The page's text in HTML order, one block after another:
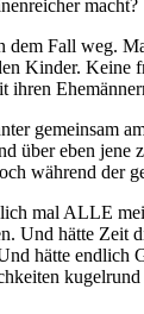
macht?
dem Fall weg.
Kinder. Keine
ihren
gemeinsam
über eben jene
während der
mal ALLE
Und hätte Zeit
hätte endlich